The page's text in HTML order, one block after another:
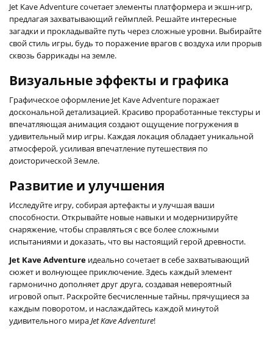
Jet Kave Adventure сочетает элементы платформера и экшн-игр,
предлагая захватывающий геймплей. Решайте интересные
загадки и прокладывайте путь через сложные уровни. Выбирайте
свой стиль игры, будь то поражение врагов с воздуха или прорыв
сквозь баррикады на земле.
Визуальные эффекты и графика
Графическое оформление Jet Kave Adventure поражает
доскональной детализацией. Красиво проработанные текстуры и
впечатляющая анимация создают ощущение погружения в
удивительный мир игры. Каждая локация обладает уникальной
атмосферой, усиливая впечатление путешествия по
доисторической Земле.
Развитие и улучшения
Исследуйте игру, собирая артефакты и улучшая ваши
способности. Открывайте новые навыки и модернизируйте
снаряжение, чтобы справляться с все более сложными
испытаниями и доказать, что вы настоящий герой древности.
Jet Kave Adventure идеально сочетает в себе захватывающий
сюжет и волнующее приключение. Здесь каждый элемент
гармонично дополняет друг друга, создавая невероятный
игровой опыт. Раскройте бесчисленные тайны, прячущиеся за
каждым поворотом, и наслаждайтесь каждой минутой
удивительного мираJet Kave Adventure!